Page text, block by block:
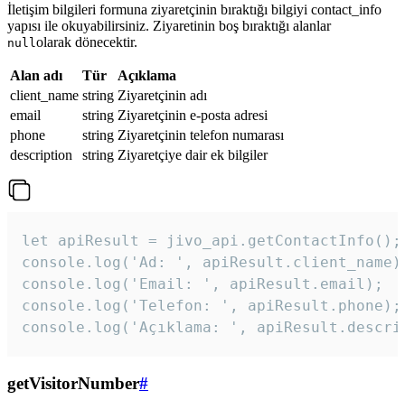
İletişim bilgileri formuna ziyaretçinin bıraktığı bilgiyi contact_info
yapısı ile okuyabilirsiniz. Ziyaretinin boş bıraktığı alanlar
null olarak dönecektir.
Alan adı Tür
Açıklama
client_name string Ziyaretçinin adı
email
string Ziyaretçinin e-posta adresi
phone
string Ziyaretçinin telefon numarası
description
string Ziyaretçiye dair ek bilgiler
let apiResult = jivo_api.getContactInfo();
console.log('Ad: ',
console.log('Email: ', apiResult.email);
console.log('Telefon: ', apiResult.phone);
console.log('Açıklama: ',
getVisitorNumber#